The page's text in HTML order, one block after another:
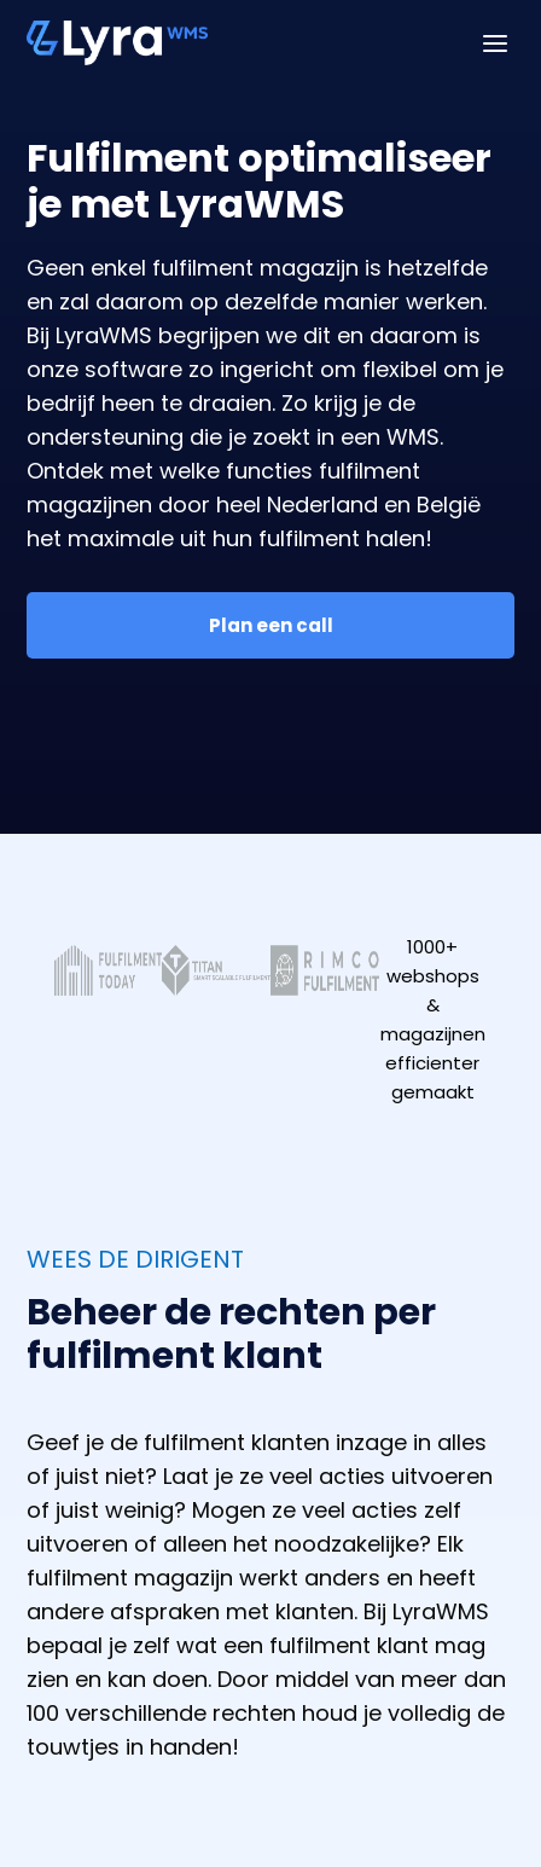
a
Fulfilment optimaliseer
je met LyraWMS
Geen enkel fulfilment magazijn is hetzelfde
en zal daarom op dezelfde manier werken.
Bij LyraWMS begrijpen we dit en daarom is
onze software zo ingericht om flexibel om je
bedrijf heen te draaien. Zo krijg je de
ondersteuning die je zoekt in een WMS.
Ontdek met welke functies fulfilment
magazijnen door heel Nederland en België
het maximale uit hun fulfilment halen!
Plan een call
1000+
webshops
&
magazijnen
efficienter
gemaakt
WEES DE DIRIGENT
Beheer de rechten per
fulfilment klant
Geef je de fulfilment klanten inzage in alles
of juist niet? Laat je ze veel acties uitvoeren
of juist weinig? Mogen ze veel acties zelf
uitvoeren of alleen het noodzakelijke? Elk
fulfilment magazijn werkt anders en heeft
andere afspraken met klanten. Bij LyraWMS
bepaal je zelf wat een fulfilment klant mag
zien en kan doen. Door middel van meer dan
100 verschillende rechten houd je volledig de
touwtjes in handen!